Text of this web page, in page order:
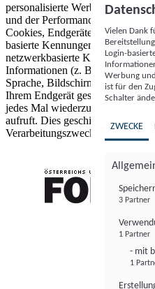
personalisierte Werbung und
und der Performance von
Cookies, Endgeräte- oder
basierte Kennungen, zufällig
netzwerkbasierte Kennungen)
Informationen (z. B. Browsertyp
Sprache, Bildschirmgröße,
Ihrem Endgerät gespeichert oder
jedes Mal wiederzuerkennen,
aufruft. Dies geschieht für einen
Verarbeitungszwecke.
Vielen Dank
Login-
Werbung
ist für den
Schalter
ZWECKE
3 Partner
1 Partner
- mit
1
FONDS professionell